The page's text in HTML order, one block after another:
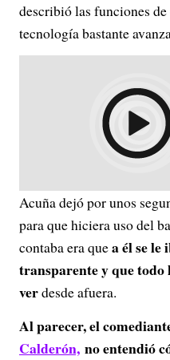
describió las funciones
tecnología bastante
Acuña dejó por unos
para que hiciera uso del
contaba era quea él se le
transparente y que
verdesde afuera.
Al parecer, el
Calderón, no entendió